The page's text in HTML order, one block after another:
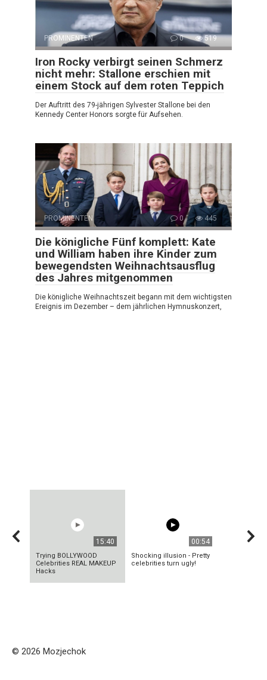
PROMINENTEN 0 519
Iron Rocky verbirgt seinen Schmerz
nicht mehr: Stallone erschien mit
einem Stock auf dem roten Teppich
Der Auftritt des 79-jährigen Sylvester Stallone bei den
Kennedy Center Honors sorgte für Aufsehen.
PROMINENTEN 0 445
Die königliche Fünf komplett: Kate
und William haben ihre Kinder zum
bewegendsten Weihnachtsausflug
des Jahres mitgenommen
Die königliche Weihnachtszeit begann mit dem wichtigsten
Ereignis im Dezember – dem jährlichen Hymnuskonzert,
15:40
Trying BOLLYWOOD
Celebrities REAL MAKEUP
Hacks
00:54
Shocking illusion - Pretty
celebrities turn ugly!
© 2026 Mozjechok